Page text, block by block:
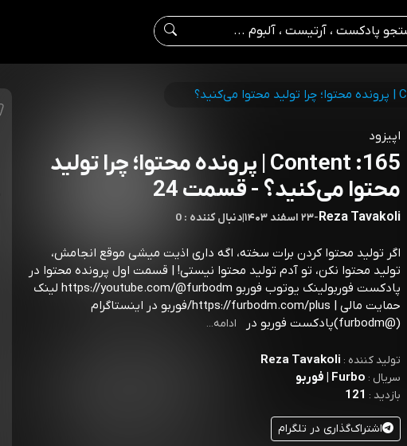
اپیزود
165: Content | پرونده محتوا؛ چرا تولید
محتوا می‌کنید؟ - قسمت 24
Reza Tavakoli
-۲۳ اسفند ۱۴۰۳ |0 : دنبال کننده
اگر تولید محتوا کردن برات سخته، اگه داری اذیت میشی موقع انجامش،
تولید محتوا نکن، تو آدم تولید محتوا نیستی! | قسمت اول پرونده محتوا در
پادکست فوربولینک یوتوب فوربو https://youtube.com/@furbodm لینک
حمایت مالی | https://furbodm.com/plus/فوربو در اینستاگرام
(@furbodm)پادکست فوربو در
ادامه...
تولید کننده : Reza Tavakoli
سریال : Furbo | فوربو
بازدید : 121
اشتراک‌گذاری در تلگرام